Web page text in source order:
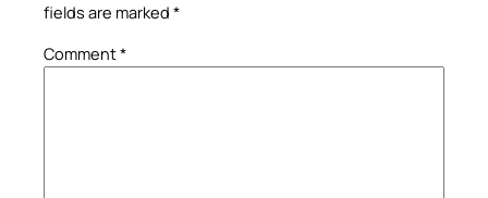
fields are marked *
Comment*